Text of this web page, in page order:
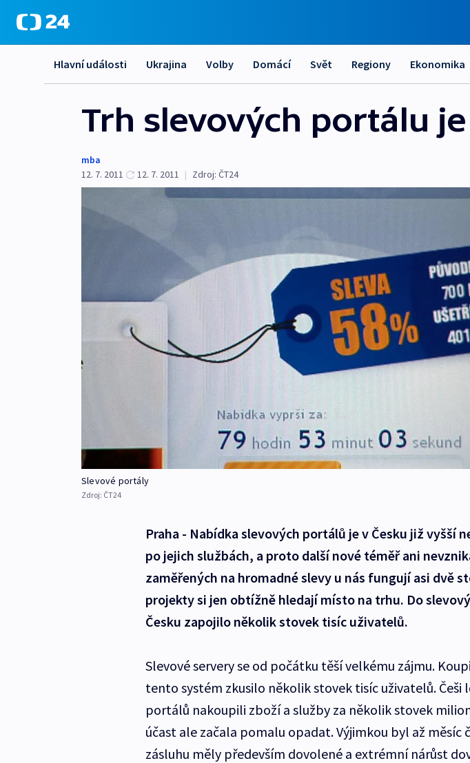
Hlavní události Ukrajina Volby Domácí Svět Regiony Ekonomika
Trh slevových portálu
mba
12. 7. 2011
12. 7. 2011 | Zdroj: ČT24
Slevové portály
Zdroj: ČT24
Praha - Nabídka slevových portálů je v Česku již vyšší
po jejich službách, a proto další nové téměř ani
zaměřených na hromadné slevy u nás fungují asi dvě
projekty si jen obtížně hledají místo na trhu. Do
Česku zapojilo několik stovek tisíc uživatelů.
Slevové servery se od počátku těší velkému zájmu.
tento systém zkusilo několik stovek tisíc uživatelů.
portálů nakoupili zboží a služby za několik stovek
účast ale začala pomalu opadat. Výjimkou byl až měsíc
zásluhu měly především dovolené a extrémní nárůst